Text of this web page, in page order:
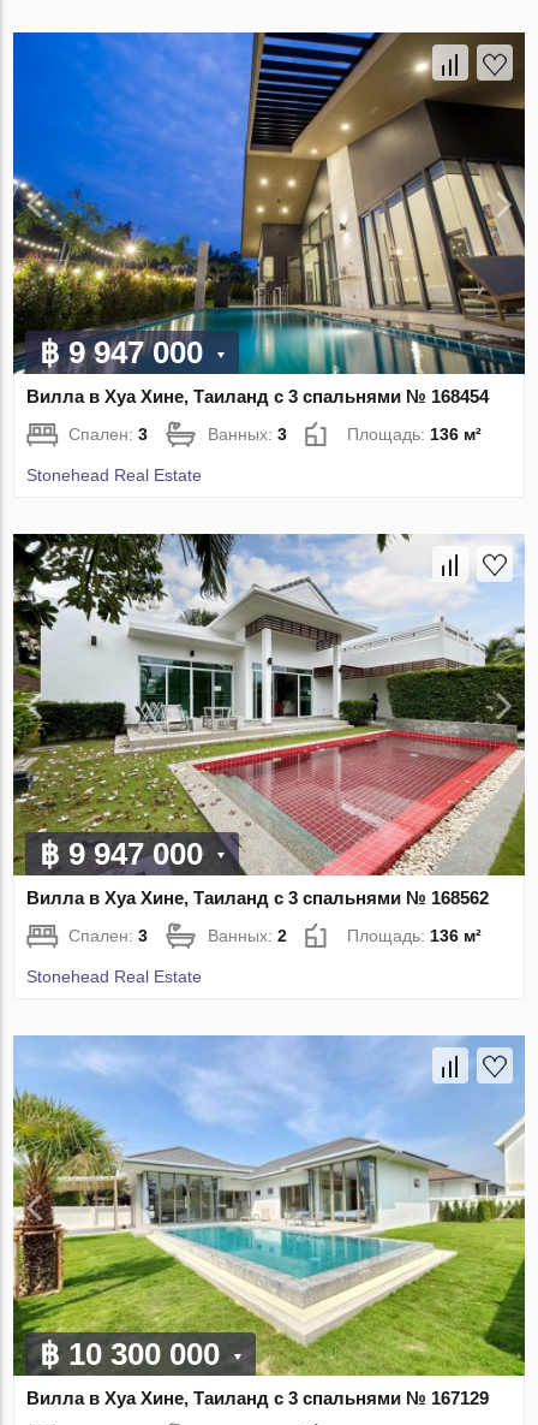
฿ 9 947 000
Вилла в Хуа Хине, Таиланд с 3 спальнями № 168454
Спален:3 Ванных:3 Площадь: 136 м²
Stonehead Real Estate
฿ 9 947 000
Вилла в Хуа Хине, Таиланд с 3 спальнями № 168562
Спален:3 Ванных:2 Площадь: 136 м²
Stonehead Real Estate
฿ 10 300 000
Вилла в Хуа Хине, Таиланд с 3 спальнями № 167129